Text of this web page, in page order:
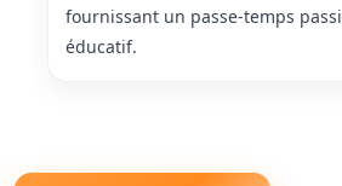
fournissant un passe-temps
éducatif.